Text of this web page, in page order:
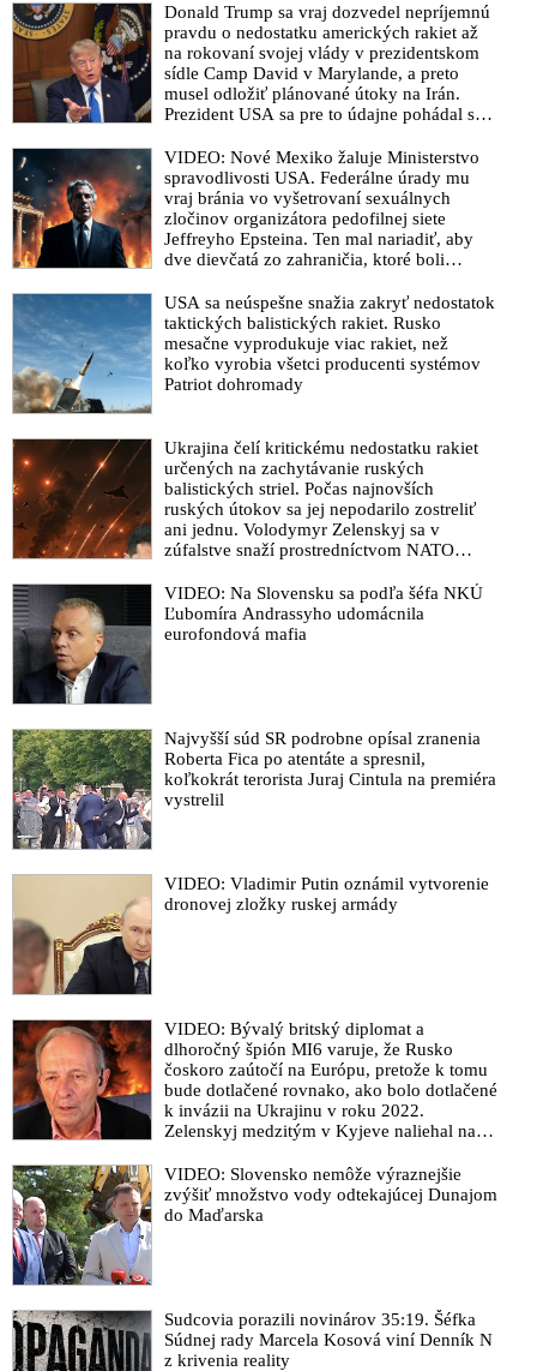
Donald Trump sa vraj dozvedel nepríjemnú
pravdu o nedostatku amerických rakiet až
na rokovaní svojej vlády v prezidentskom
sídle Camp David v Marylande, a preto
musel odložiť plánované útoky na Irán.
Prezident USA sa pre to údajne pohádal so
opaku
VIDEO: Nové Mexiko žaluje Ministerstvo
spravodlivosti USA. Federálne úrady mu
vraj bránia vo vyšetrovaní sexuálnych
zločinov organizátora pedofilnej siete
Jeffreyho Epsteina. Ten mal nariadiť, aby
dve dievčatá zo zahraničia, ktoré boli
pochovali v blízkosti jeho ranča v tomto
americkom štáte
USA sa neúspešne snažia zakryť nedostatok
taktických balistických rakiet. Rusko
mesačne vyprodukuje viac rakiet, než
koľko vyrobia všetci producenti systémov
Patriot dohromady
Ukrajina čelí kritickému nedostatku rakiet
určených na zachytávanie ruských
balistických striel. Počas najnovších
ruských útokov sa jej nepodarilo zostreliť
ani jednu. Volodymyr Zelenskyj sa v
zúfalstve snaží prostredníctvom NATO
VIDEO: Na Slovensku sa podľa šéfa NKÚ
Ľubomíra Andrassyho udomácnila
eurofondová mafia
Najvyšší súd SR podrobne opísal zranenia
Roberta Fica po atentáte a spresnil,
koľkokrát terorista Juraj Cintula na premiéra
vystrelil
VIDEO: Vladimir Putin oznámil vytvorenie
dronovej zložky ruskej armády
VIDEO: Bývalý britský diplomat a
dlhoročný špión MI6 varuje, že Rusko
čoskoro zaútočí na Európu, pretože k tomu
bude dotlačené rovnako, ako bolo dotlačené
k invázii na Ukrajinu v roku 2022.
Zelenskyj medzitým v Kyjeve naliehal na
zháňali energie pre Ukrajinu na zimu. Putin
vraj bude mobilizovať a vojna sa do zimy
pravdepodobne neskončí
VIDEO: Slovensko nemôže výraznejšie
zvýšiť množstvo vody odtekajúcej Dunajom
do Maďarska
Sudcovia porazili novinárov 35:19. Šéfka
Súdnej rady Marcela Kosová viní Denník N
z krivenia reality